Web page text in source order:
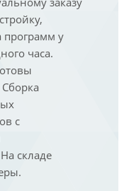
программ у
часа.
с
складе